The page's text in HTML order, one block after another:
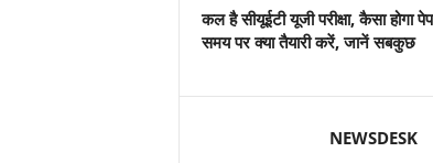
कल है सीयूईटी यूजी परीक्षा, कैसा होगा
समय पर क्या तैयारी करें, जानें सबकुछ
NEWSDESK